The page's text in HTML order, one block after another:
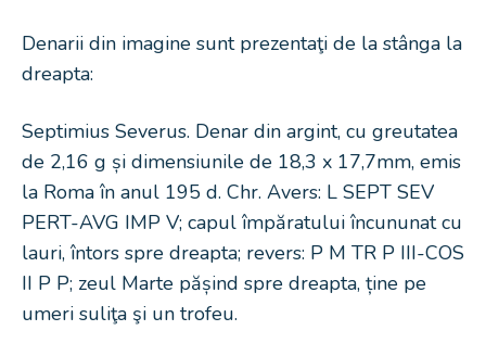
Denarii din imagine sunt prezentaţi de la stânga la
dreapta:
Septimius Severus. Denar din argint, cu greutatea
de 2,16 g și dimensiunile de 18,3 x 17,7mm, emis
la Roma în anul 195 d. Chr. Avers: L SEPT SEV
PERT-AVG IMP V; capul împăratului încununat cu
lauri, întors spre dreapta; revers: P M TR P III-COS
II P P; zeul Marte pășind spre dreapta, ține pe
umeri suliţa şi un trofeu.